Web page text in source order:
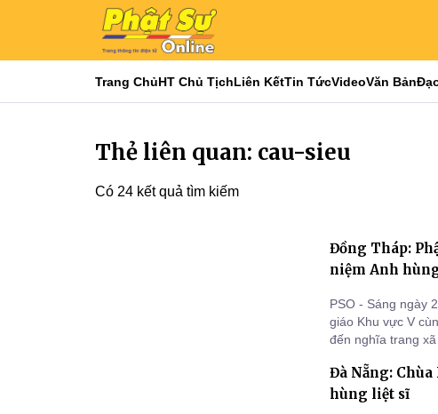
Trang ChủHT Chủ TịchLiên KếtTin TứcVideoVăn Bản
Thẻ liên quan: cau-sieu
Có 24 kết quả tìm kiếm
Đồng Tháp:
niệm Anh
PSO - Sáng ngày
giáo Khu vực V
đến nghĩa trang
binh, bệnh binh,
phương.
Đà Nẵng: Chùa
hùng liệt sĩ